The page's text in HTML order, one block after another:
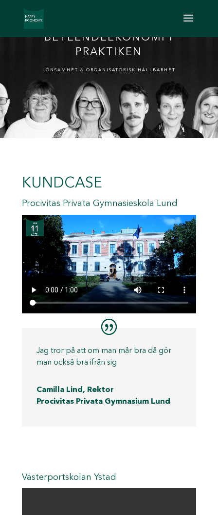
BETEENDEEKONOMI I
PRAKTIKEN
LÖNSAMHET & ORGANISATORISK HÅLLBARHET
KUNDCASE
Procivitas Privata Gymnasieskola Lund
Jag tror på att om man mår bra då gör
man också bra ifrån sig
Camilla Lind, Rektor
Procivitas Privata Gymnasium Lund
Västerportskolan Ystad